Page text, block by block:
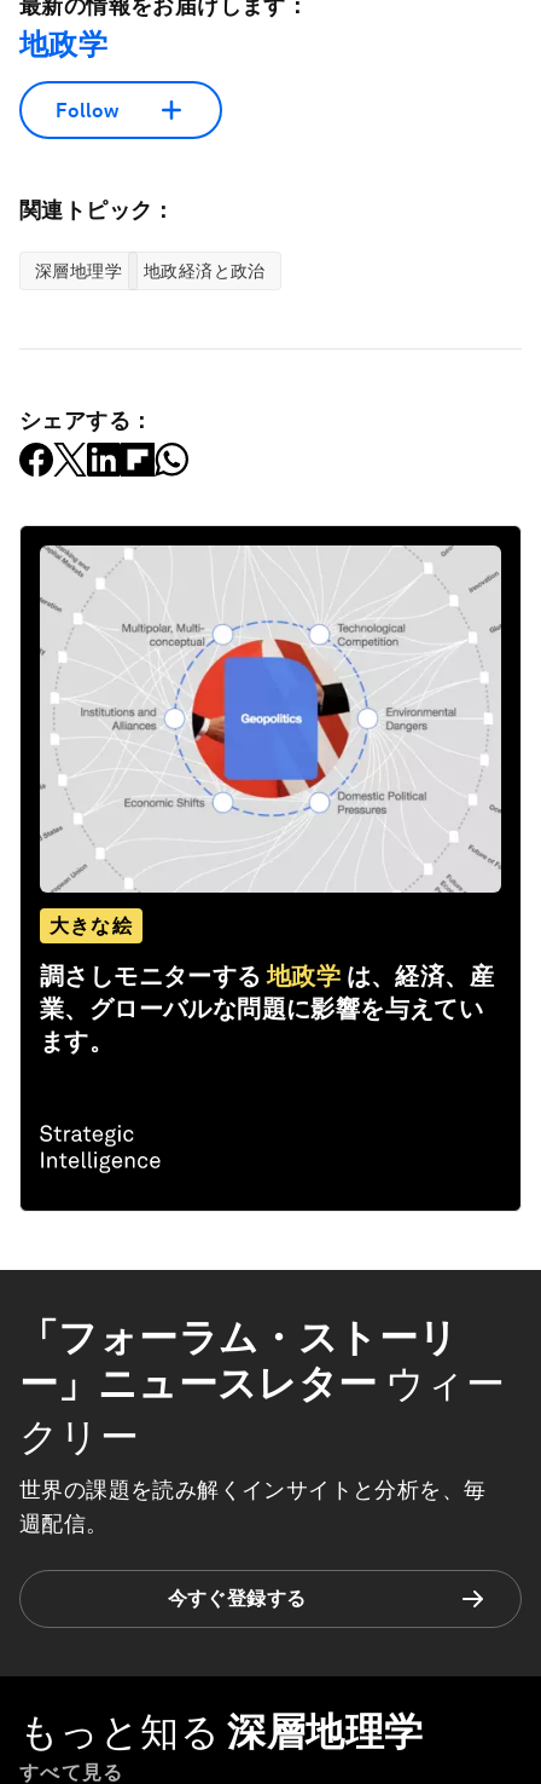
最新の情報をお届けします：
地政学
Follow
関連トピック：
深層地理学 地政経済と政治
シェアする：
大きな絵
調さしモニターする 地政学 は、経済、産
業、グローバルな問題に影響を与えてい
ます。
「フォーラム・ストーリ
ー」ニュースレター ウィー
クリー
世界の課題を読み解くインサイトと分析を、毎
週配信。
今すぐ登録する
もっと知る 深層地理学
すべて見る